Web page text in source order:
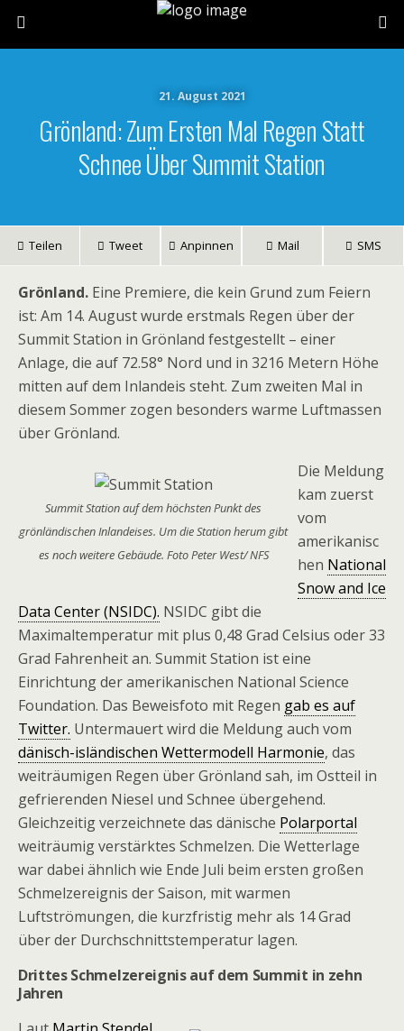
21. August 2021
Grönland: Zum Ersten Mal Regen Statt
Schnee Über Summit Station
Teilen Tweet Anpinnen Mail SMS
Grönland. Eine Premiere, die kein Grund zum Feiern
ist: Am 14. August wurde erstmals Regen über der
Summit Station in Grönland festgestellt – einer
Anlage, die auf 72.58° Nord und in 3216 Metern Höhe
mitten auf dem Inlandeis steht. Zum zweiten Mal in
diesem Sommer zogen besonders warme Luftmassen
über Grönland.
Summit Station auf dem höchsten Punkt des
grönländischen Inlandeises. Um die Station herum gibt
es noch weitere Gebäude. Foto Peter West/ NFS
Die Meldung
kam zuerst
vom
amerikanisc
hen National
Snow and Ice
Data Center (NSIDC). NSIDC gibt die
Maximaltemperatur mit plus 0,48 Grad Celsius oder 33
Grad Fahrenheit an. Summit Station ist eine
Einrichtung der amerikanischen National Science
Foundation. Das Beweisfoto mit Regen gab es auf
Twitter. Untermauert wird die Meldung auch vom
dänisch-isländischen Wettermodell Harmonie, das
weiträumigen Regen über Grönland sah, im Ostteil in
gefrierenden Niesel und Schnee übergehend.
Gleichzeitig verzeichnete das dänische Polarportal
weiträumig verstärktes Schmelzen. Die Wetterlage
war dabei ähnlich wie Ende Juli beim ersten großen
Schmelzereignis der Saison, mit warmen
Luftströmungen, die kurzfristig mehr als 14 Grad
über der Durchschnittstemperatur lagen.
Drittes Schmelzereignis auf dem Summit in zehn
Jahren